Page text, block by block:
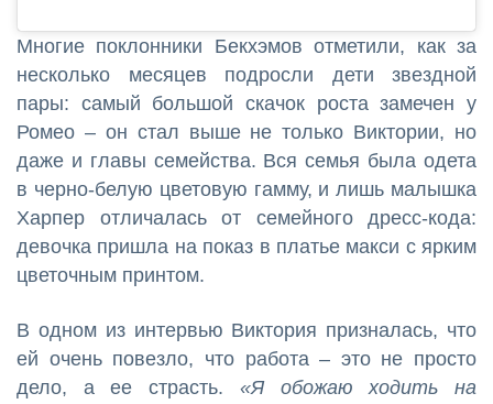
Многие поклонники Бекхэмов отметили, как за
несколько месяцев подросли дети звездной
пары: самый большой скачок роста замечен у
Ромео – он стал выше не только Виктории, но
даже и главы семейства. Вся семья была одета
в черно-белую цветовую гамму, и лишь малышка
Харпер отличалась от семейного дресс-кода:
девочка пришла на показ в платье макси с ярким
цветочным принтом.
В одном из интервью Виктория призналась, что
ей очень повезло, что работа – это не просто
дело, а ее страсть. «Я обожаю ходить на